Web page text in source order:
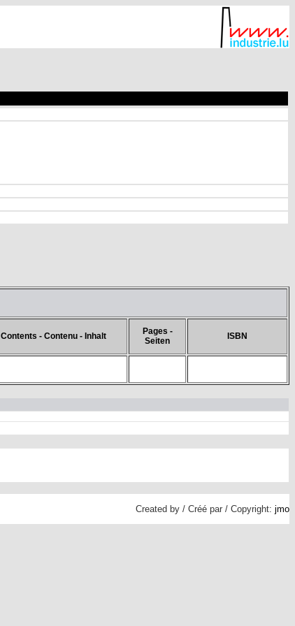
Contents - Contenu - Inhalt
Pages -
Seiten
ISBN
Created by / Créé par / Copyright: jmo